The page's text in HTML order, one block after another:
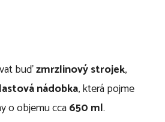
buďzmrzlinový strojek,
nádobka, která pojme
o objemu cca650 ml.